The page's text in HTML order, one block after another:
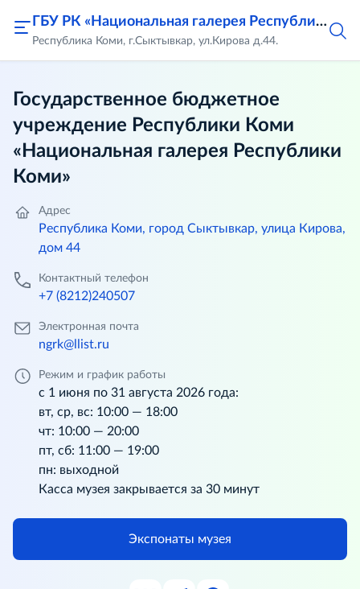
ГБУ РК «Национальная галерея Республики Коми»
Республика Коми, г.Сыктывкар, ул.Кирова д.44.
Государственное бюджетное
учреждение Республики Коми
«Национальная галерея Республики
Коми»
Адрес
Республика Коми, город Сыктывкар, улица Кирова,
дом 44
Контактный телефон
+7 (8212)240507
Электронная почта
ngrk@llist.ru
Режим и график работы
с 1 июня по 31 августа 2026 года:
вт, ср, вс: 10:00 — 18:00
чт: 10:00 — 20:00
пт, сб: 11:00 — 19:00
пн: выходной
Касса музея закрывается за 30 минут
Экспонаты музея